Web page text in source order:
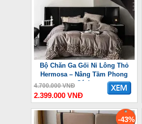
Bộ Chăn Ga Gối Nỉ Lông Thỏ
Hermosa – Nâng Tầm Phong
Cách
4.700.000 VNĐ
2.399.000 VNĐ
-43%